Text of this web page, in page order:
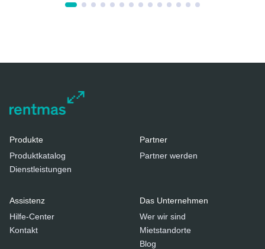
Produkte
Produktkatalog
Dienstleistungen
Partner
Partner werden
Assistenz
Hilfe-Center
Kontakt
Das Unternehmen
Wer wir sind
Mietstandorte
Blog